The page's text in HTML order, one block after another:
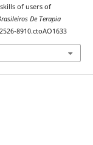
of users of
De Terapia
8910.ctoAO1633